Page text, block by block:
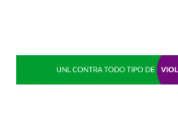
03:00HSSe lanzó la
convocatoria 2026 de las